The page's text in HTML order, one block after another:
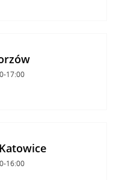
17:00
16:00